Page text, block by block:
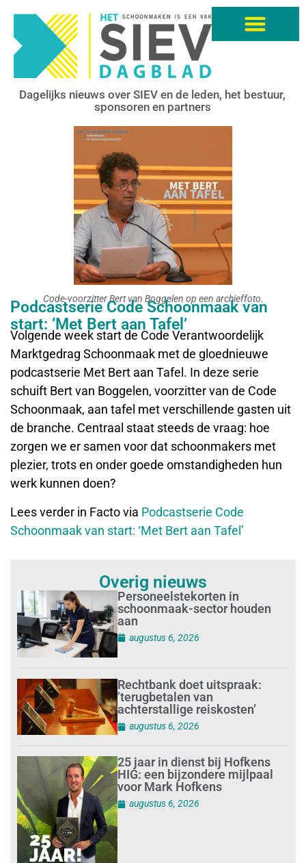
Dagelijks nieuws over SIEV en de leden, het bestuur,
sponsoren en partners
Code-voorzitter Bert van Boggelen op een archieffoto.
Podcastserie Code Schoonmaak van
start: ‘Met Bert aan Tafel’
Volgende week start de Code Verantwoordelijk
Marktgedrag Schoonmaak met de gloednieuwe
podcastserie Met Bert aan Tafel. In deze serie
schuift Bert van Boggelen, voorzitter van de Code
Schoonmaak, aan tafel met verschillende gasten uit
de branche. Centraal staat steeds de vraag: hoe
zorgen we er samen voor dat schoonmakers met
plezier, trots en onder goede omstandigheden hun
werk kunnen doen?
Lees verder in Facto via Podcastserie Code
Schoonmaak van start: ‘Met Bert aan Tafel’
Overig nieuws
Personeelstekorten in
schoonmaak-sector houden
aan
augustus 6, 2026
Rechtbank doet uitspraak:
’terugbetalen van
achterstallige reiskosten’
augustus 6, 2026
25 jaar in dienst bij Hofkens
HIG: een bijzondere mijlpaal
voor Mark Hofkens
augustus 6, 2026